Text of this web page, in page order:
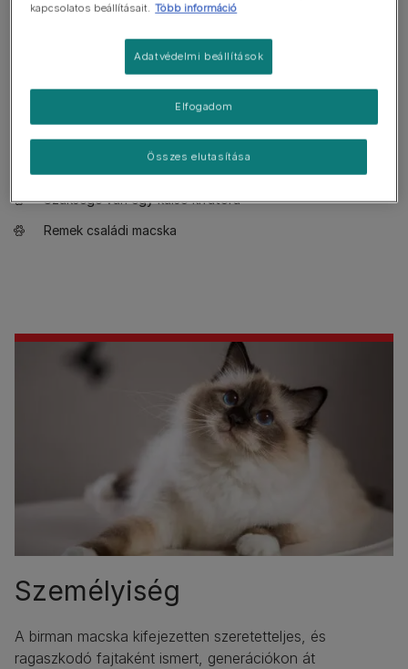
Játékos és kíváncsi
Barátságos, ugyanakkor önálló
Átlagos testalkatú macskafajta
Napi szintű ápolást igényel
Szüksége van egy külső kifutóra
Remek családi macska
Személyiség
A birman macska kifejezetten szeretetteljes, és
ragaszkodó fajtaként ismert, generációkon át
kapcsolatos beállításait. Több információ
Adatvédelmi beállítások
Összes elutasítása
Elfogadom